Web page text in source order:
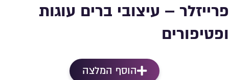
פרייזלר – עיצובי ברים עוגות
ופטיפורים
הוסף המלצה